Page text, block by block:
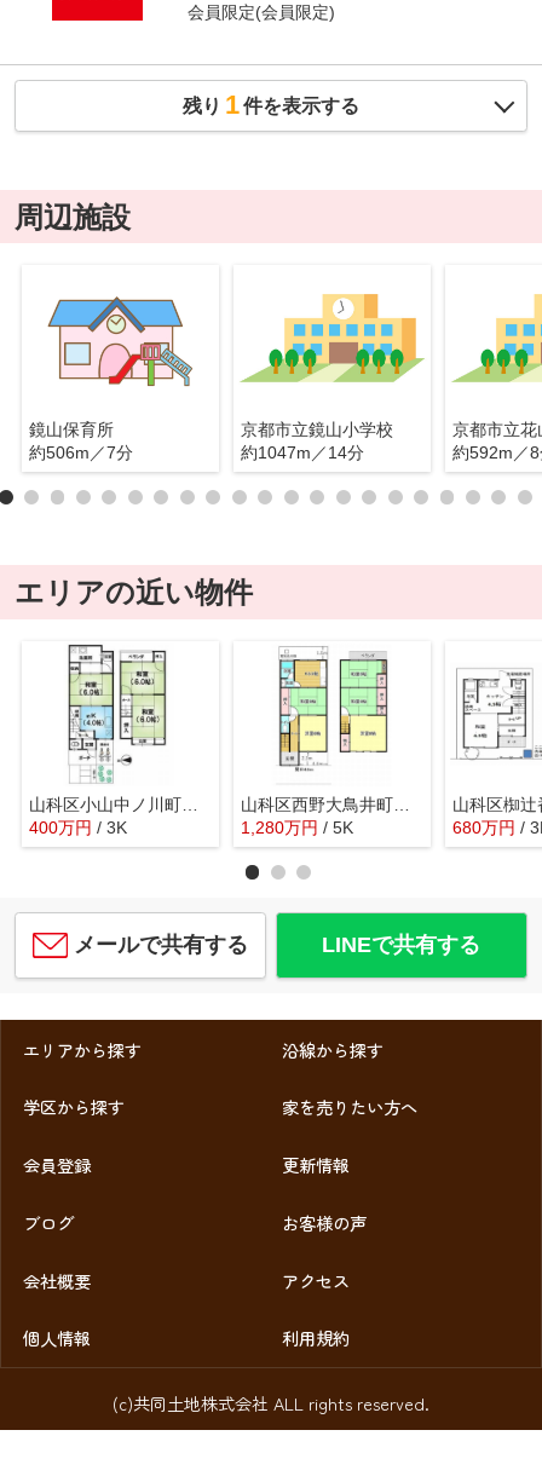
会員限定(会員限定)
残り 1件を表示する
周辺施設
鏡山保育所
約506m／7分
京都市立鏡山小学校
約1047m／14分
京都市立花
約592m／
エリアの近い物件
山科区小山中ノ川町 中古テラスハウス
400万円 / 3K
山科区西野大鳥井町 中古戸建
1,280万円 / 5K 680万円 /
メールで共有する LINEで共有する
エリアから探す 沿線から探す
学区から探す 家を売りたい方へ
会員登録 更新情報
ブログ お客様の声
会社概要 アクセス
個人情報 利用規約
(c)共同土地株式会社 ALL rights reserved.